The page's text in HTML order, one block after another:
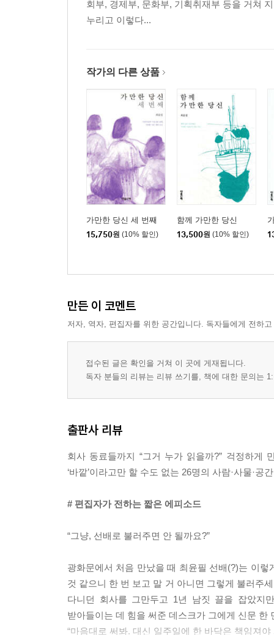
회부, 경제부, 문화부, 기획취재부 등을 거쳐
누리고 이렇다...
작가의 다른 상품
가만한 당신 세 번째
15,750원 (10% 할인)
함께 가만한 당신
13,500원 (10% 할인)
만든 이 코멘트
저자, 역자, 편집자를 위한 공간입니다. 독자들에게 전하
접수된 글은 확인을 거쳐 이 곳에 게재됩니다.
독자 분들의 리뷰는 리뷰 쓰기를, 책에 대한 문의는
출판사 리뷰
회사 동료들까지 “그거 누가 읽을까?” 걱정하게
‘바깥’이라고만 할 수도 없는 26명의 사람·사물·공
# 편집자가 전하는 짧은 에피소드
“그냥, 선배로 불러주면 안 될까요?”
광화문에서 처음 만났을 때 최윤필 선배(?)는 이
것 같으니 한 번 보고 말 거 아니면 그렇게 불러주
다니던 회사를 그만두고 1년 남짓 끌을 잡았지
받아들이는 데 힘을 써준 데스크가 그에게 신문 한
“마음대로 써봐. 대신 일주일에 한 바닥은 책임져야